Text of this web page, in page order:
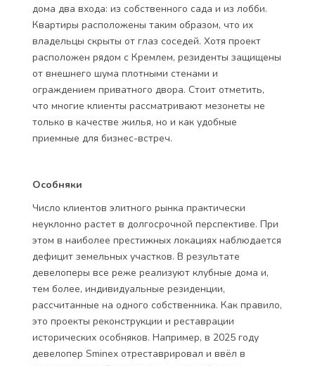
дома два входа: из собственного сада и из лобби.
Квартиры расположены таким образом, что их
владельцы скрыты от глаз соседей. Хотя проект
расположен рядом с Кремлем, резиденты защищены
от внешнего шума плотными стенами и
ограждением приватного двора. Стоит отметить,
что многие клиенты рассматривают мезонеты не
только в качестве жилья, но и как удобные
приемные для бизнес-встреч.
Особняки
Число клиентов элитного рынка практически
неуклонно растет в долгосрочной перспективе. При
этом в наиболее престижных локациях наблюдается
дефицит земельных участков. В результате
девелоперы все реже реализуют клубные дома и,
тем более, индивидуальные резиденции,
рассчитанные на одного собственника. Как правило,
это проекты реконструкции и реставрации
исторических особняков. Например, в 2025 году
девелопер Sminex отреставрировал и ввёл в